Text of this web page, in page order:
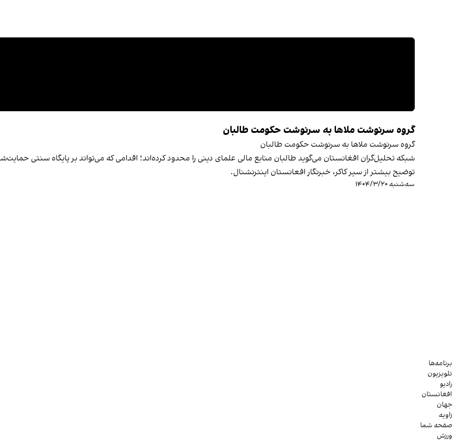
گروه سرنوشت ملاها به سرنوشت حکومت طالبان
گروه سرنوشت ملاها به سرنوشت حکومت طالبان
شبکه تحلیل‌گران افغانستان می‌گوید طالبان منابع مالی علمای دینی را محدود کرده‌اند؛ اقدامی که می‌تواند بر پایگاه سنتی
توضیح بیشتر از سیر کاکر، خبرنگار افعانستان اینترنشنال.
سه‌شنبه ۱۴۰۴/۳/۲۰
برنامه‌ها
تلویزیون
رادیو
افغانستان
جهان
زاویه
صفحه شما
ورزش